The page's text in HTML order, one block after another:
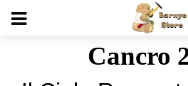
Cancro